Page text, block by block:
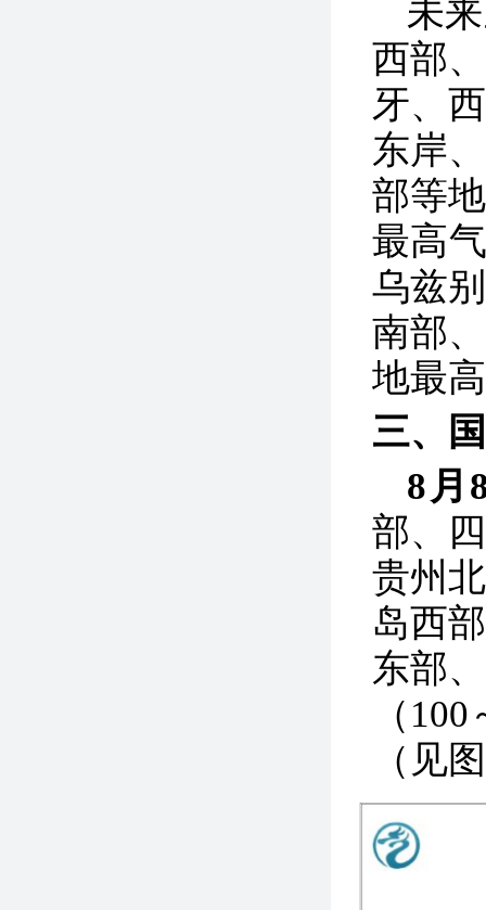
未
西部
牙、
东岸
部等
最高
乌兹
南部
地最
三、
8月
部、
贵州
岛西
东部
（
（见